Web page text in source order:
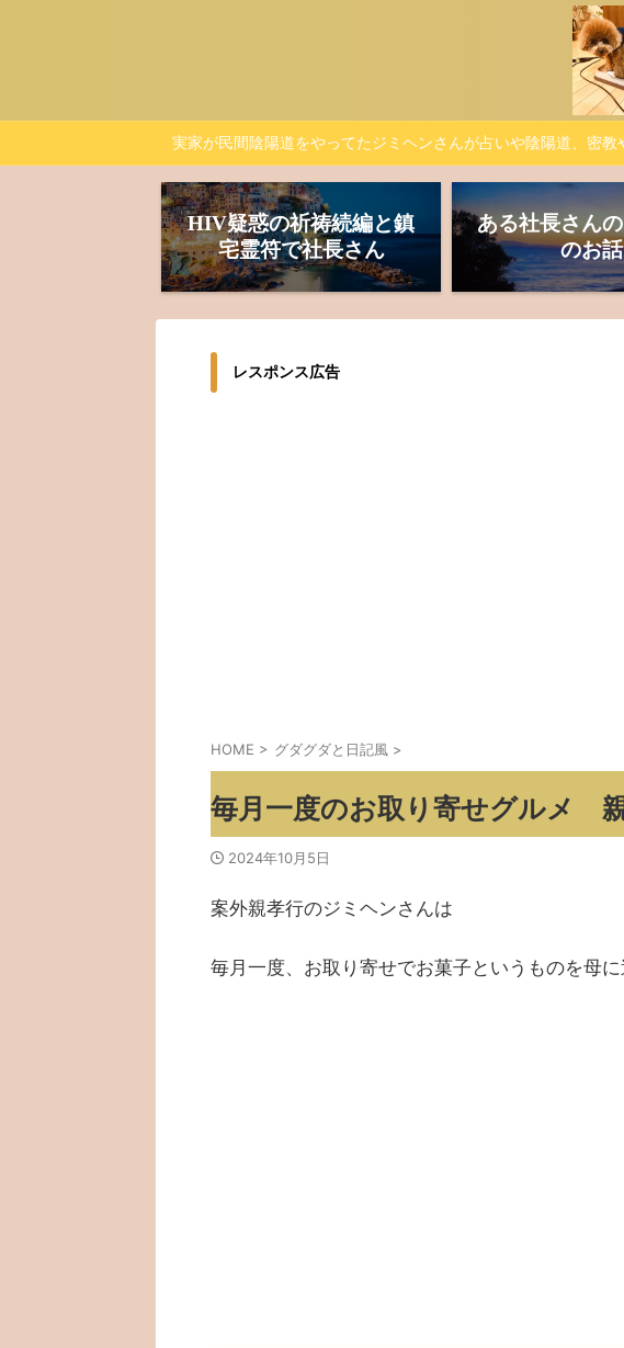
実家が民間陰陽道をやってたジミヘンさんが占いや陰陽道、密
HIV疑惑の祈祷続編と鎮
宅霊符で社長さん
ある社長さん
のお話
レスポンス広告
HOME > グダグダと日記風 >
毎月一度のお取り寄せグルメ
2024年10月5日
案外親孝行のジミヘンさんは
毎月一度、お取り寄せでお菓子というものを母